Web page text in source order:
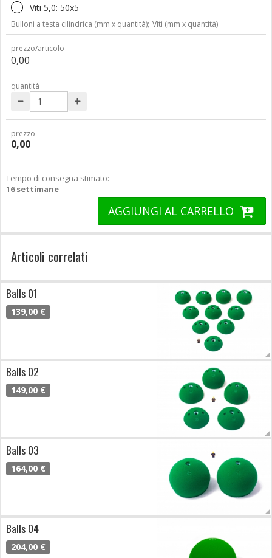
Viti 5,0: 50x5
Bulloni a testa cilindrica (mm x quantità); Viti (mm x quantità)
prezzo/articolo
0,00
quantità
prezzo
0,00
Tempo di consegna stimato:
16 settimane
AGGIUNGI AL CARRELLO
Articoli correlati
Balls 01
139,00 €
Balls 02
149,00 €
Balls 03
164,00 €
Balls 04
204,00 €